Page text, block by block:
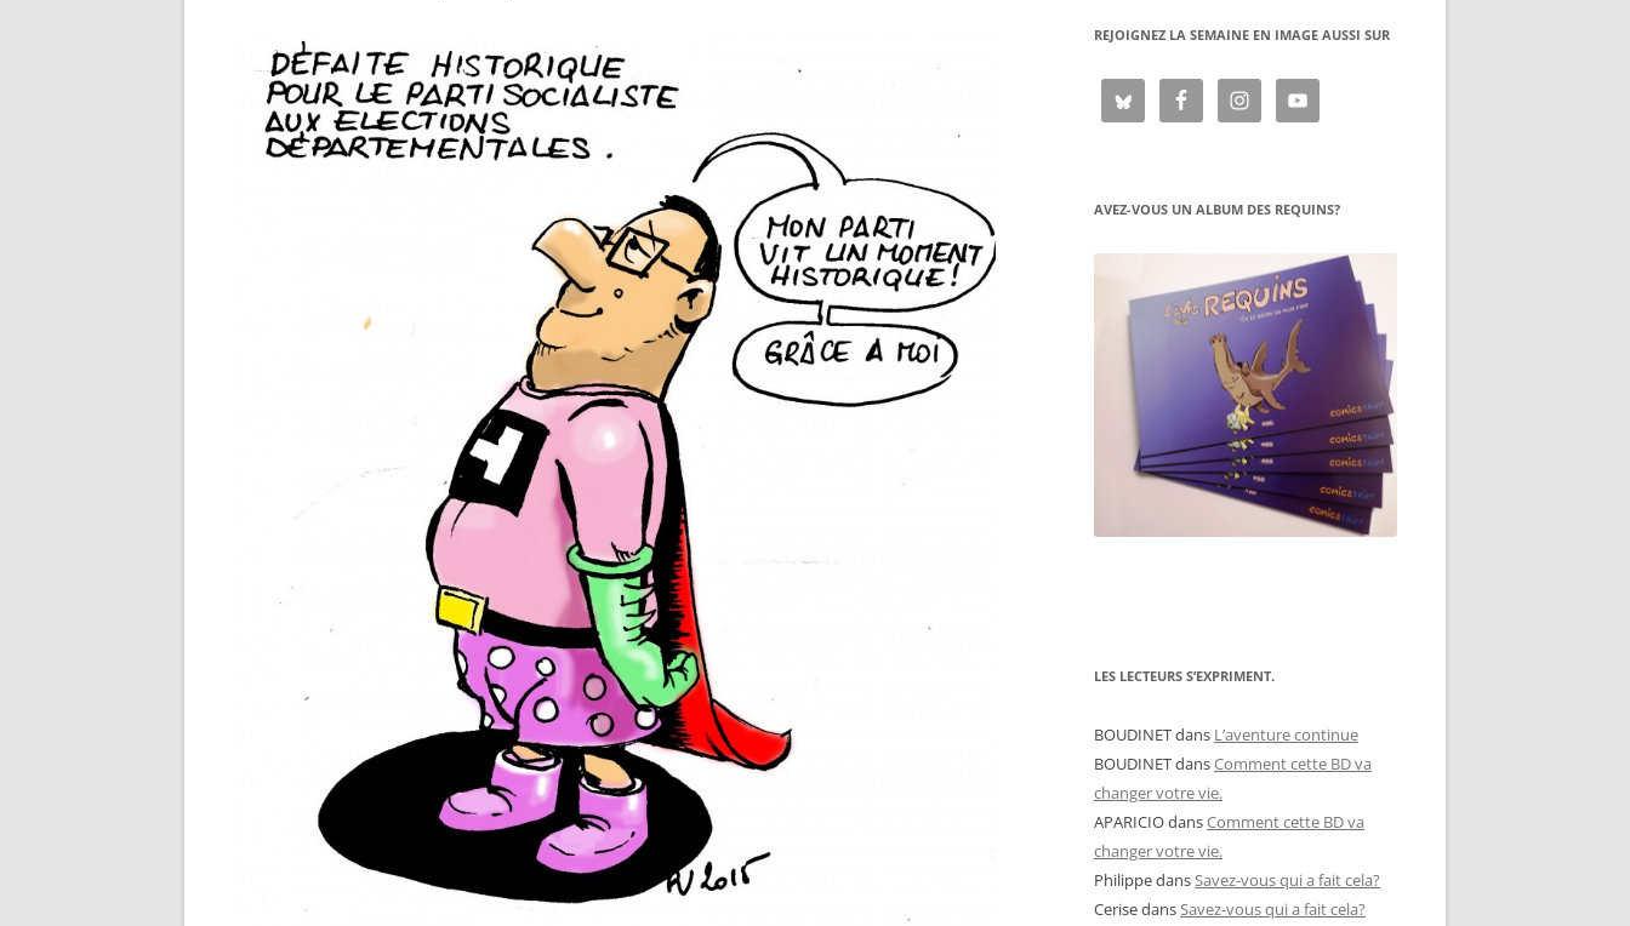
REJOIGNEZ LA SEMAINE EN IMAGE AUSSI SUR
AVEZ-VOUS UN ALBUM DES REQUINS?
LES LECTEURS S’EXPRIMENT.
BOUDINETdans L’aventure continue
BOUDINETdansComment cette BD va
changer votre vie.
APARICIOdansComment cette BD va
changer votre vie.
PhilippedansSavez-vous qui a fait cela?
CerisedansSavez-vous qui a fait cela?